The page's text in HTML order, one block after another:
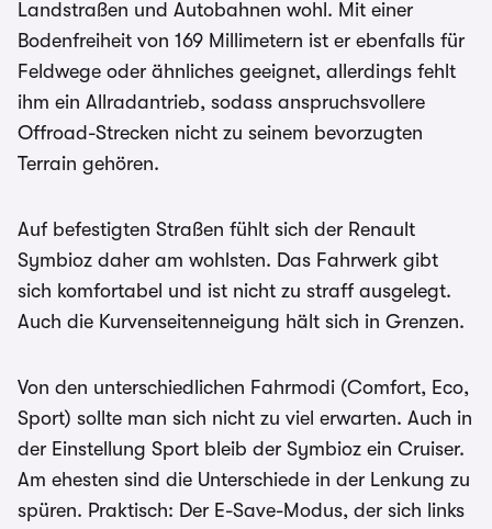
Landstraßen und Autobahnen wohl. Mit einer
Bodenfreiheit von 169 Millimetern ist er ebenfalls für
Feldwege oder ähnliches geeignet, allerdings fehlt
ihm ein Allradantrieb, sodass anspruchsvollere
Offroad-Strecken nicht zu seinem bevorzugten
Terrain gehören.
Auf befestigten Straßen fühlt sich der Renault
Symbioz daher am wohlsten. Das Fahrwerk gibt
sich komfortabel und ist nicht zu straff ausgelegt.
Auch die Kurvenseitenneigung hält sich in Grenzen.
Von den unterschiedlichen Fahrmodi (Comfort, Eco,
Sport) sollte man sich nicht zu viel erwarten. Auch in
der Einstellung Sport bleib der Symbioz ein Cruiser.
Am ehesten sind die Unterschiede in der Lenkung zu
spüren. Praktisch: Der E-Save-Modus, der sich links